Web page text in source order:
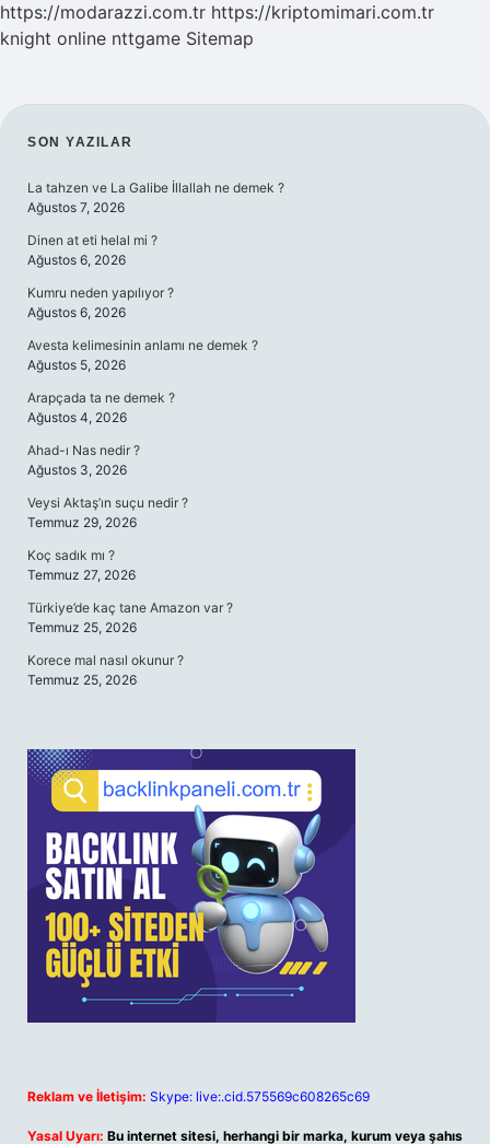
https://modarazzi.com.tr https://kriptomimari.com.tr
knight online nttgame Sitemap
SIDEBAR
SON YAZILAR
La tahzen ve La Galibe İllallah ne demek ?
Ağustos 7, 2026
Dinen at eti helal mi ?
Ağustos 6, 2026
Kumru neden yapılıyor ?
Ağustos 6, 2026
Avesta kelimesinin anlamı ne demek ?
Ağustos 5, 2026
Arapçada ta ne demek ?
Ağustos 4, 2026
Ahad-ı Nas nedir ?
Ağustos 3, 2026
Veysi Aktaş’ın suçu nedir ?
Temmuz 29, 2026
Koç sadık mı ?
Temmuz 27, 2026
Türkiye’de kaç tane Amazon var ?
Temmuz 25, 2026
Korece mal nasıl okunur ?
Temmuz 25, 2026
Reklam ve İletişim: Skype: live:.cid.575569c608265c69
Yasal Uyarı: Bu internet sitesi, herhangi bir marka, kurum veya şahıs